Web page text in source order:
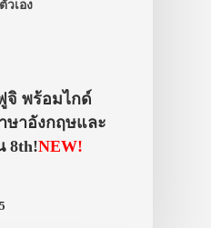
วเอง
จิ พร้อมไกด์
ษาอังกฤษและ
8th!NEW!